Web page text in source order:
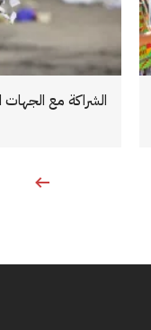
الشراكة مع الجهات